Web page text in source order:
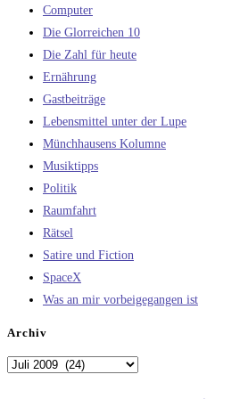
Computer
Die Glorreichen 10
Die Zahl für heute
Ernährung
Gastbeiträge
Lebensmittel unter der Lupe
Münchhausens Kolumne
Musiktipps
Politik
Raumfahrt
Rätsel
Satire und Fiction
SpaceX
Was an mir vorbeigegangen ist
Archiv
Archiv